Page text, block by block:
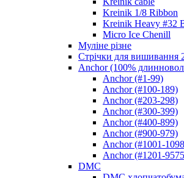
Kreinik 1/8 Ribbon
Kreinik Heavy #32
Micro Ice Chenill
Муліне різне
Стрічки для вишивання
Anchor (100%
Anchor (#1-99)
Anchor (#100-189)
Anchor (#203-298)
Anchor (#300-399)
Anchor (#400-899)
Anchor (#900-979)
Anchor (#1001-
Anchor (#1201-
DMC